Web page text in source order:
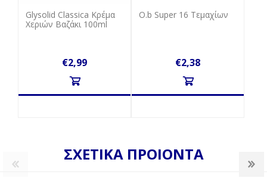
Glysolid Classica Κρέμα
Χεριών Βαζάκι 100ml
€2,99
Ο.b Super 16 Tεμαχίων
€2,38
ΣΧΕΤΙΚΑ ΠΡΟΙΟΝΤΑ